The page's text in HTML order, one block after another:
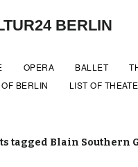
OPERA BALLET
BERLIN
LIST OF
tagged Blain Southern